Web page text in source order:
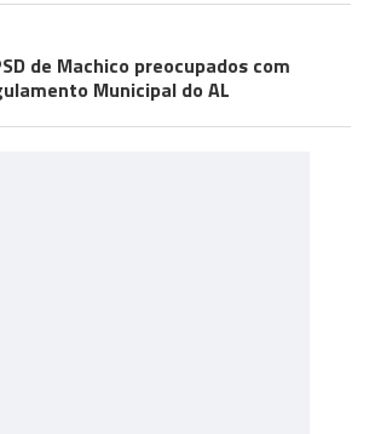
de Machico preocupados com
Municipal do AL